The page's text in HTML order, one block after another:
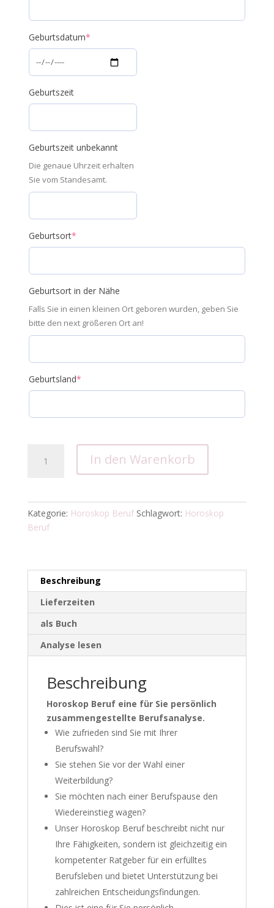
Geburtsdatum*
Geburtszeit
Geburtszeit unbekannt
Die genaue Uhrzeit erhalten
Sie vom Standesamt.
Geburtsort*
Geburtsort in der Nähe
Falls Sie in einen kleinen Ort geboren wurden, geben Sie
bitte den next größeren Ort an!
Geburtsland*
Beruf
In den Warenkorb
Kategorie: Horoskop Beruf Schlagwort: Horoskop
Beruf
Beschreibung
Lieferzeiten
als Buch
Analyse lesen
Beschreibung
Horoskop Beruf eine für Sie persönlich
zusammengestellte Berufsanalyse.
Wie zufrieden sind Sie mit Ihrer
Berufswahl?
Sie stehen Sie vor der Wahl einer
Weiterbildung?
Sie möchten nach einer Berufspause den
Wiedereinstieg wagen?
Unser Horoskop Beruf beschreibt nicht nur
Ihre Fähigkeiten, sondern ist gleichzeitig ein
kompetenter Ratgeber für ein erfülltes
Berufsleben und bietet Unterstützung bei
zahlreichen Entscheidungsfindungen.